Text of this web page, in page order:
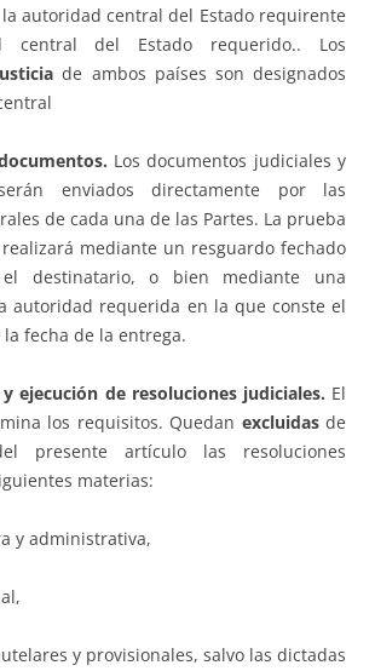
autoridad central del Estado requirente
del Estado requerido.. Los
de ambos países son designados
Los documentos judiciales y
enviados directamente por las
de cada una de las Partes. La prueba
mediante un resguardo fechado
destinatario, o bien mediante una
autoridad requerida en la que conste el
fecha de la entrega.
ejecución de resoluciones judiciales. El
los requisitos. Quedan excluidasde
presente artículo las resoluciones
materias:
y administrativa,
y provisionales, salvo las dictadas